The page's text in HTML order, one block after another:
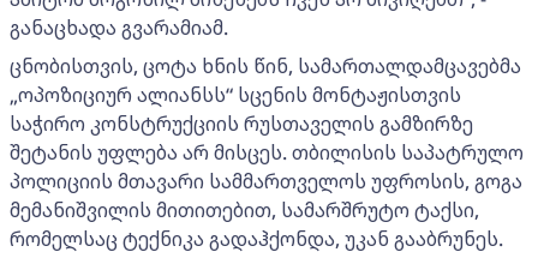
განაცხადა გვარამიამ.
ცნობისთვის, ცოტა ხნის წინ, სამართალდამცავებმა
„ოპოზიციურ ალიანსს“ სცენის მონტაჟისთვის
საჭირო კონსტრუქციის რუსთაველის გამზირზე
შეტანის უფლება არ მისცეს. თბილისის საპატრულო
პოლიციის მთავარი სამმართველოს უფროსის, გოგა
მემანიშვილის მითითებით, სამარშრუტო ტაქსი,
რომელსაც ტექნიკა გადაჰქონდა, უკან გააბრუნეს.